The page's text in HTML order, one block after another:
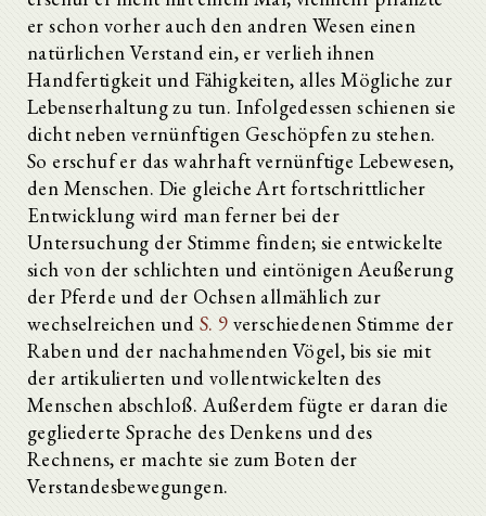
er schon vorher auch den andren Wesen einen
natürlichen Verstand ein, er verlieh ihnen
Handfertigkeit und Fähigkeiten, alles Mögliche zur
Lebenserhaltung zu tun. Infolgedessen schienen sie
dicht neben vernünftigen Geschöpfen zu stehen.
So erschuf er das wahrhaft vernünftige Lebewesen,
den Menschen. Die gleiche Art fortschrittlicher
Entwicklung wird man ferner bei der
Untersuchung der Stimme finden; sie entwickelte
sich von der schlichten und eintönigen Aeußerung
der Pferde und der Ochsen allmählich zur
wechselreichen und S. 9 verschiedenen Stimme der
Raben und der nachahmenden Vögel, bis sie mit
der artikulierten und vollentwickelten des
Menschen abschloß. Außerdem fügte er daran die
gegliederte Sprache des Denkens und des
Rechnens, er machte sie zum Boten der
Verstandesbewegungen.